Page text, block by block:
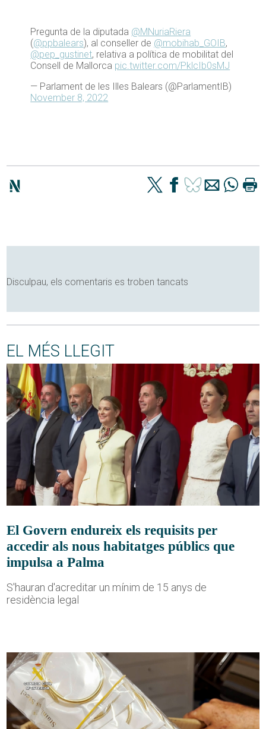
Pregunta de la diputada @MNuriaRiera
(@ppbalears), al conseller de @mobihab_GOIB,
@pep_gustinet, relativa a política de mobilitat del
Consell de Mallorca pic.twitter.com/PklcIb0sMJ
— Parlament de les Illes Balears (@ParlamentIB)
November 8, 2022
Disculpau, els comentaris es troben tancats
EL MÉS LLEGIT
El Govern endureix els requisits per
accedir als nous habitatges públics que
impulsa a Palma
S'hauran d'acreditar un mínim de 15 anys de
residència legal